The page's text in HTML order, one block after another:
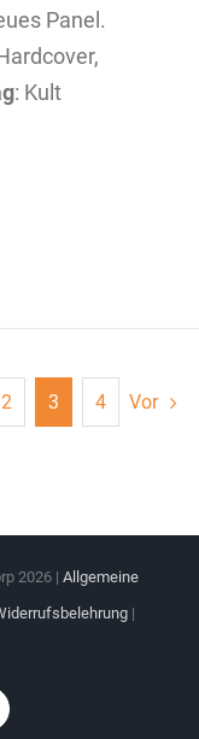
Panel.
: Kult
2 3 4 Vor
2026 | Allgemeine
|